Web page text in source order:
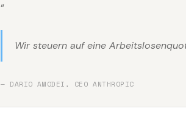
“
Wir steuern auf eine
— DARIO AMODEI, CEO ANTHROPIC